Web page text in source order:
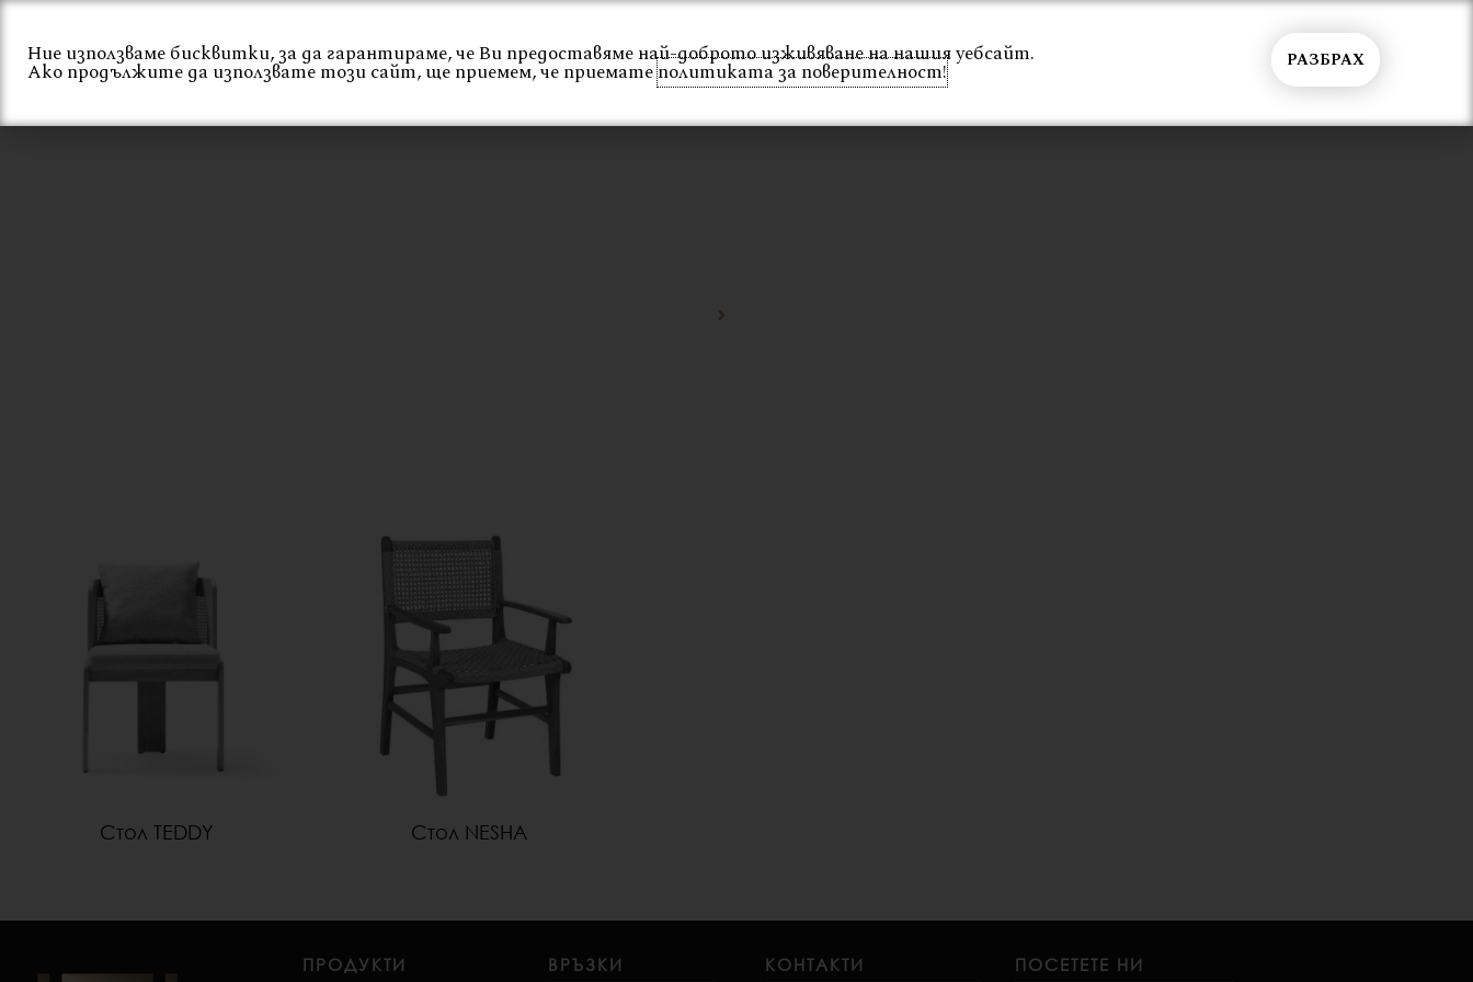
Skip
content
Начало За нас Интериор Екстериор Каталог Проекти Общи условия Вход
Стол TEDDY Стол NESHA
ПРОДУКТИ ВРЪЗКИ КОНТАКТИ ПОСЕТЕТЕ НИ
Ние използваме бисквитки, за да гарантираме, че Ви предоставяме най-доброто изживяване на нашия уебсайт.
Ако продължите да използвате този сайт, ще приемем, че приематеполитиката за поверителност! РАЗБРАХ